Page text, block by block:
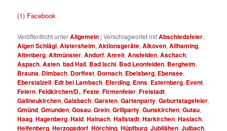
(1) Facebook
Veröffentlicht unterAllgemein |Verschlagwortet mitAbschiedsfeier,
Aigen Schlägl,Aistersheim,Aktionsgeräte,Alkoven,Allhaming,
Altenberg,Altmünster,Andorf,Anreit,Ansfelden,Aschach,
Aspach,Asten,bad Hall, Bad Ischl, Bad Leonfelden, Bergheim,
Brauna, Dimbach, Dorffest, Dornach, Ebelsberg, Ebensee,
Eberstalzell, Edt bei Lambach, Eferding, Enns, Esternberg, Event,
Feiern,Feldkirchen/D.,Feste,Firmenfeier,Freistadt,
Gallneukirchen,Galsbach,Garsten,Gartenparty,Geburtstagsfeier,
Gmünd,Gmunden,Gosau,Grein,Grillparty,Gunskirchen,Gutau,
Haag,Hagenberg,Haid,Hainach,Hallstadt,Harkirchen,Haslach,
Helfenberg,Herzogsdorf,Hörching,Hüpfburg,Jubilähen,Julbach,